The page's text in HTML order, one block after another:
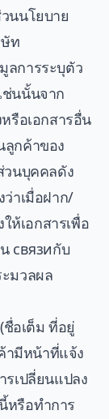
นนโยบาย
ท
ลการระบุตัว
ช่นนั้นจาก
รือเอกสารอื่น
กค้าของ
วนบุคคลดัง
าเมื่อฝาก/
ห้เอกสารเพื่อ
связиกับ
มวลผล
อเต็ม ที่อยู่
ามีหน้าที่แจ้ง
เปลี่ยนแปลง
หรือทำการ